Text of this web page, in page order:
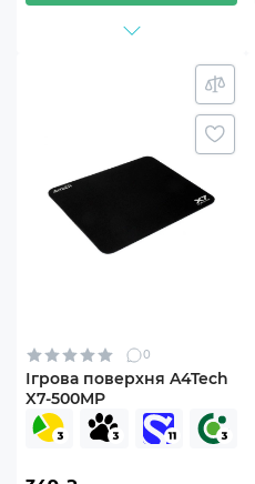
0
Ігрова поверхня A4Tech
X7-500MP